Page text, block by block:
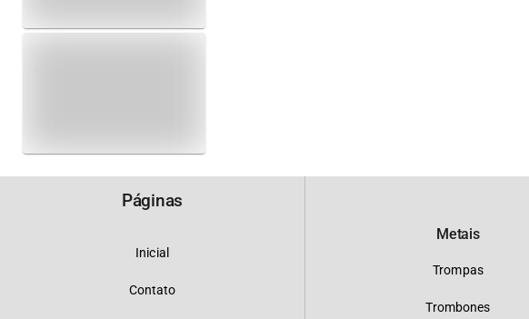
Páginas
Inicial
Contato
Metais
Trompas
Trombones